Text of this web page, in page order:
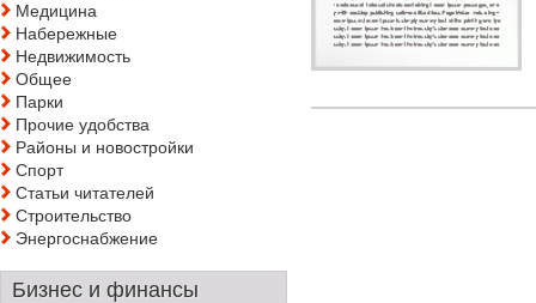
Медицина
Набережные
Недвижимость
Общее
Парки
Прочие удобства
Районы и новостройки
Спорт
Статьи читателей
Строительство
Энергоснабжение
Бизнес и финансы